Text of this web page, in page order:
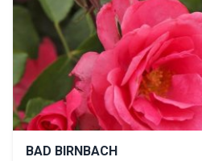
BAD BIRNBACH